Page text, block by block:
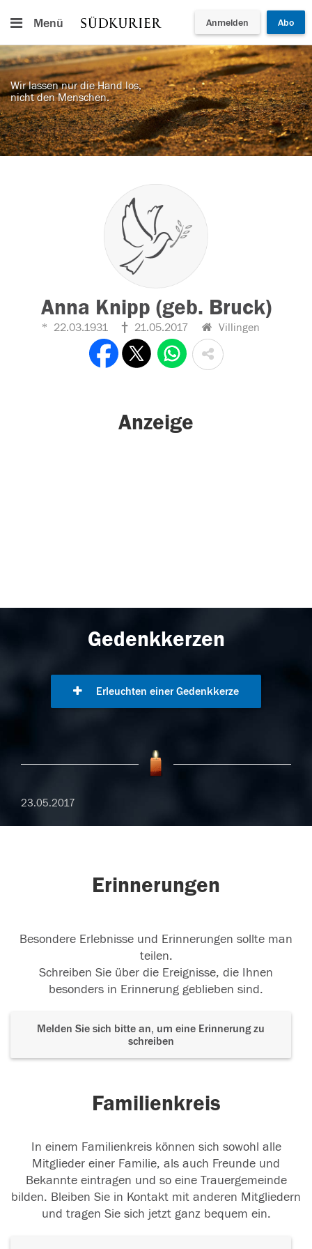
Menü Anmelden Abo
Wir lassen nur die Hand los,
nicht den Menschen.
Anna Knipp (geb. Bruck)
22.03.1931 21.05.2017 Villingen
Anzeige
Gedenkkerzen
Erleuchten einer Gedenkkerze
23.05.2017
Erinnerungen
Besondere Erlebnisse und Erinnerungen sollte man
teilen.
Schreiben Sie über die Ereignisse, die Ihnen
besonders in Erinnerung geblieben sind.
Melden Sie sich bitte an, um eine Erinnerung zu
schreiben
Familienkreis
In einem Familienkreis können sich sowohl alle
Mitglieder einer Familie, als auch Freunde und
Bekannte eintragen und so eine Trauergemeinde
bilden. Bleiben Sie in Kontakt mit anderen Mitgliedern
und tragen Sie sich jetzt ganz bequem ein.